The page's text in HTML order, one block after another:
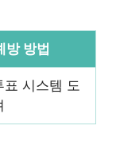
방 방법
표 시스템 도